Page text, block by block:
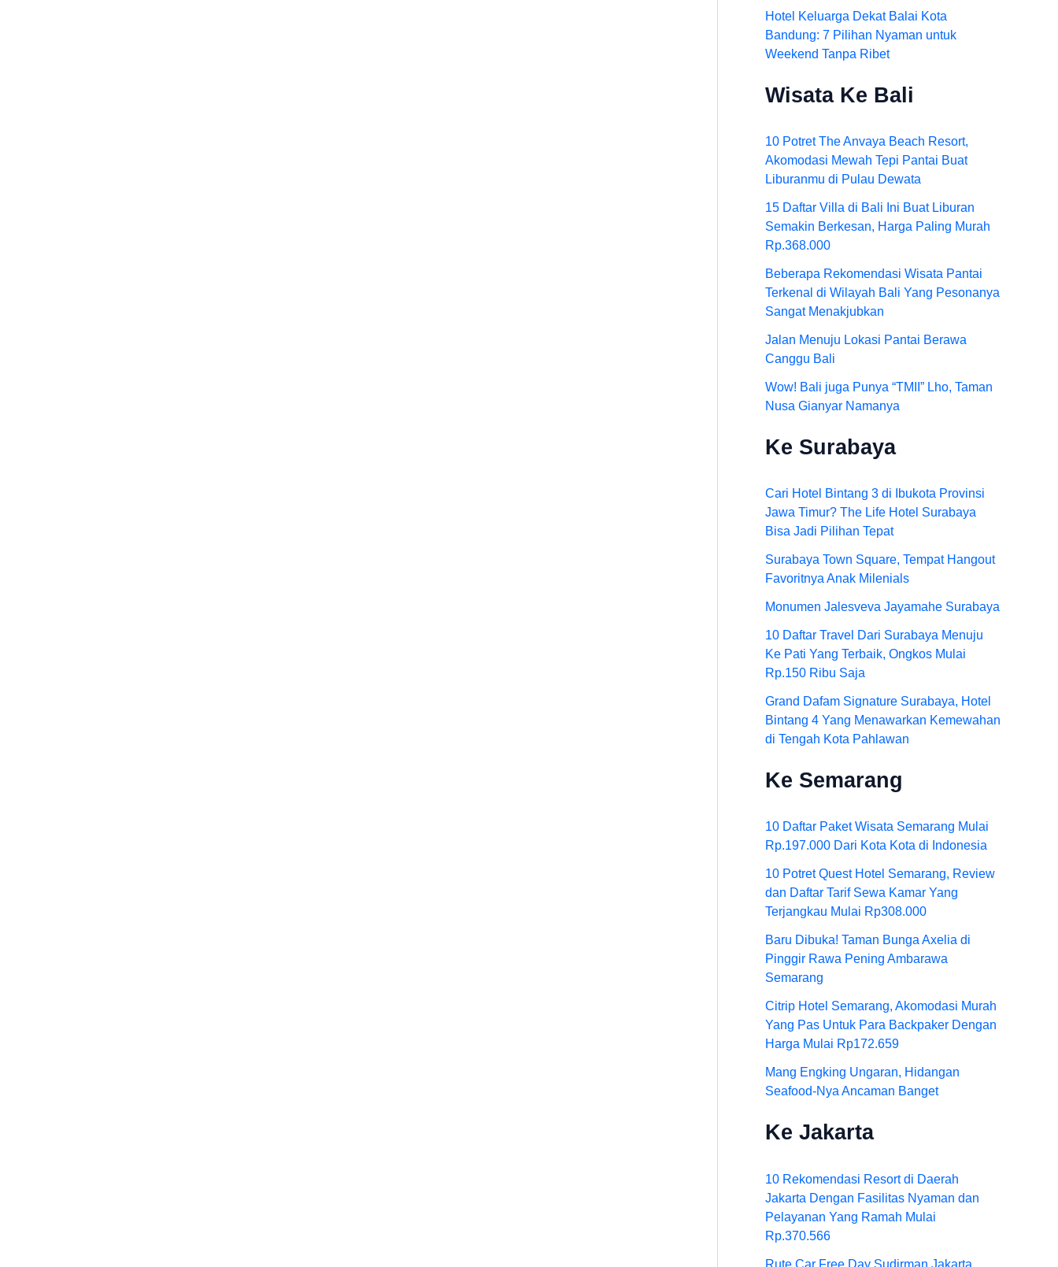
Hotel Keluarga Dekat Balai Kota
Bandung: 7 Pilihan Nyaman untuk
Weekend Tanpa Ribet
Wisata Ke Bali
10 Potret The Anvaya Beach Resort,
Akomodasi Mewah Tepi Pantai Buat
Liburanmu di Pulau Dewata
15 Daftar Villa di Bali Ini Buat Liburan
Semakin Berkesan, Harga Paling Murah
Rp.368.000
Beberapa Rekomendasi Wisata Pantai
Terkenal di Wilayah Bali Yang Pesonanya
Sangat Menakjubkan
Jalan Menuju Lokasi Pantai Berawa
Canggu Bali
Wow! Bali juga Punya “TMII” Lho, Taman
Nusa Gianyar Namanya
Ke Surabaya
Cari Hotel Bintang 3 di Ibukota Provinsi
Jawa Timur? The Life Hotel Surabaya
Bisa Jadi Pilihan Tepat
Surabaya Town Square, Tempat Hangout
Favoritnya Anak Milenials
Monumen Jalesveva Jayamahe Surabaya
10 Daftar Travel Dari Surabaya Menuju
Ke Pati Yang Terbaik, Ongkos Mulai
Rp.150 Ribu Saja
Grand Dafam Signature Surabaya, Hotel
Bintang 4 Yang Menawarkan Kemewahan
di Tengah Kota Pahlawan
Ke Semarang
10 Daftar Paket Wisata Semarang Mulai
Rp.197.000 Dari Kota Kota di Indonesia
10 Potret Quest Hotel Semarang, Review
dan Daftar Tarif Sewa Kamar Yang
Terjangkau Mulai Rp308.000
Baru Dibuka! Taman Bunga Axelia di
Pinggir Rawa Pening Ambarawa
Semarang
Citrip Hotel Semarang, Akomodasi Murah
Yang Pas Untuk Para Backpaker Dengan
Harga Mulai Rp172.659
Mang Engking Ungaran, Hidangan
Seafood-Nya Ancaman Banget
Ke Jakarta
10 Rekomendasi Resort di Daerah
Jakarta Dengan Fasilitas Nyaman dan
Pelayanan Yang Ramah Mulai
Rp.370.566
Rute Car Free Day Sudirman Jakarta